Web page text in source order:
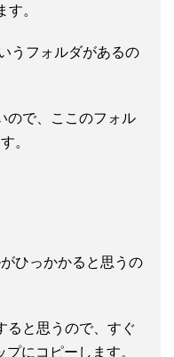
す。
うフォルダがあるの
ので、ここのフォル
。
ひっかかると思うの
ると思うので、すぐ
にコピーします。